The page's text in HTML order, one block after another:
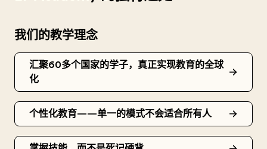
我们的教学理念
汇聚60多个国家的学子，真正实现教育的全球
化
个性化教育——单一的模式不会适合所有人